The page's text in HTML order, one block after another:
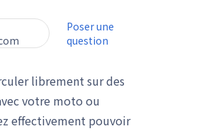
Poser une
question
librement sur des
votre moto ou
effectivement pouvoir